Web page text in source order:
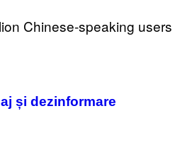
și dezinformare